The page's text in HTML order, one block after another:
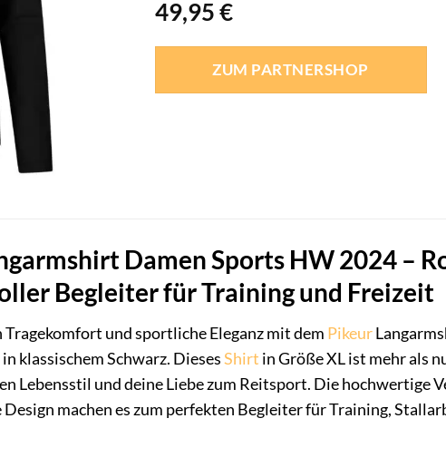
49,95€
ZUM PARTNERSHOP
Damen Sports HW 2024 –
Begleiter für Training und Freizeit
Tragekomfort und sportliche Eleganz mit dem Pikeur
klassischem Schwarz. DiesesShirt in Größe XL ist mehr als
Lebensstil und deine Liebe zum Reitsport. Die hochwertige
Design machen es zum perfekten Begleiter für Training,